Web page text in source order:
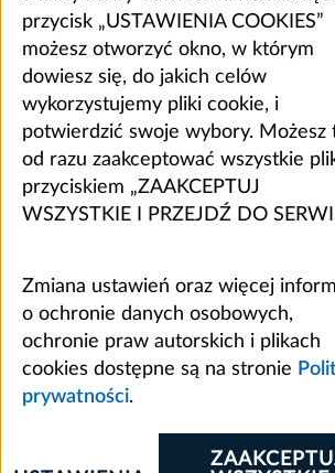
przycisk „USTAWIENIA COOKIES”
możesz otworzyć okno, w którym
dowiesz się, do jakich celów
wykorzystujemy pliki cookie, i
potwierdzić swoje wybory. Możesz
od razu zaakceptować wszystkie
przyciskiem „ZAAKCEPTUJ
WSZYSTKIE I PRZEJDŹ DO
Zmiana ustawień oraz więcej
o ochronie danych osobowych,
ochronie praw autorskich i plikach
cookies dostępne są na stronie
prywatności.